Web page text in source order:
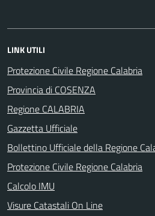
LINK UTILI
Protezione Civile Regione Calabria
Provincia di COSENZA
Regione CALABRIA
Gazzetta Ufficiale
Bollettino Ufficiale della Regione
Protezione Civile Regione Calabria
Calcolo IMU
Visure Catastali On Line